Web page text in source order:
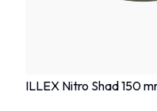
ILLEX Nitro Shad 150